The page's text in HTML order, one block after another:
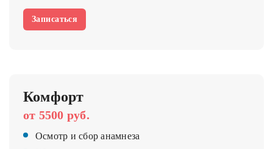
Записаться
Комфорт
от 5500 руб.
Осмотр и сбор анамнеза